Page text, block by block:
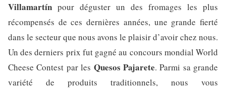
Villamartín pour déguster un des fromages les plus
récompensés de ces dernières années, une grande fierté
dans le secteur que nous avons le plaisir d’avoir chez nous.
Un des derniers prix fut gagné au concours mondial World
Cheese Contest par les Quesos Pajarete. Parmi sa grande
variété de produits traditionnels, nous vous